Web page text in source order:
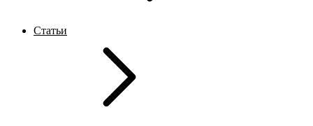
Статьи